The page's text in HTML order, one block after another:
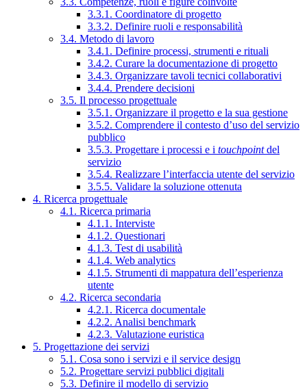
3.3.1. Coordinatore di progetto
3.3.2. Definire ruoli e responsabilità
3.4. Metodo di lavoro
3.4.1. Definire processi, strumenti e rituali
3.4.2. Curare la documentazione di progetto
3.4.3. Organizzare tavoli tecnici collaborativi
3.4.4. Prendere decisioni
3.5. Il processo progettuale
3.5.1. Organizzare il progetto e la sua gestione
3.5.2. Comprendere il contesto d’uso del servizio
pubblico
3.5.3. Progettare i processi e i touchpointdel
servizio
3.5.4. Realizzare l’interfaccia utente del servizio
3.5.5. Validare la soluzione ottenuta
4. Ricerca progettuale
4.1. Ricerca primaria
4.1.1. Interviste
4.1.2. Questionari
4.1.3. Test di usabilità
4.1.4. Web analytics
4.1.5. Strumenti di mappatura dell’esperienza
utente
4.2. Ricerca secondaria
4.2.1. Ricerca documentale
4.2.2. Analisi benchmark
4.2.3. Valutazione euristica
5. Progettazione dei servizi
5.1. Cosa sono i servizi e il service design
5.2. Progettare servizi pubblici digitali
5.3. Definire il modello di servizio